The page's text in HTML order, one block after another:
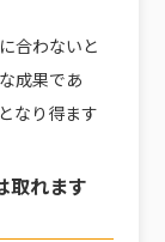
合わないと
成果であ
なり得ます
取れます